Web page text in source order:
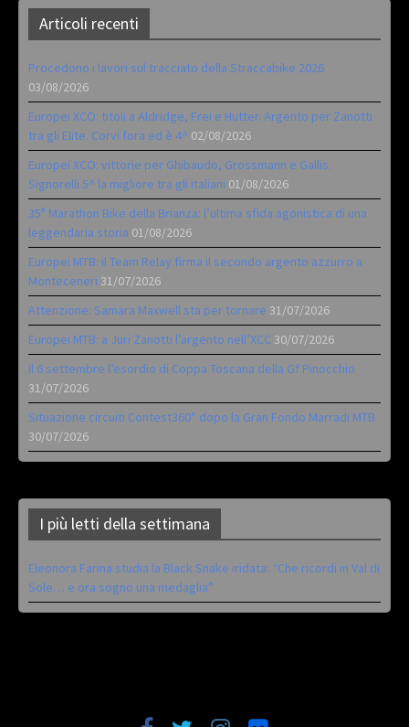
Articoli recenti
Procedono i lavori sul tracciato della Straccabike 2026
03/08/2026
Europei XCO: titoli a Aldridge, Frei e Hutter. Argento per Zanotti
tra gli Elite. Corvi fora ed è 4^ 02/08/2026
Europei XCO: vittorie per Ghibaudo, Grossmann e Gallis.
Signorelli 5^ la migliore tra gli italiani 01/08/2026
35ª Marathon Bike della Brianza: l’ultima sfida agonistica di una
leggendaria storia 01/08/2026
Europei MTB: il Team Relay firma il secondo argento azzurro a
Monteceneri 31/07/2026
Attenzione: Samara Maxwell sta per tornare 31/07/2026
Europei MTB: a Juri Zanotti l’argento nell’XCC 30/07/2026
Il 6 settembre l’esordio di Coppa Toscana della Gf Pinocchio
31/07/2026
Situazione circuiti Contest360° dopo la Gran Fondo Marradi MTB
30/07/2026
I più letti della settimana
Eleonora Farina studia la Black Snake iridata: “Che ricordi in Val di
Sole… e ora sogno una medaglia”